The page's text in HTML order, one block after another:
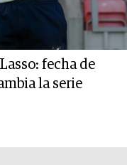
fecha de
la serie